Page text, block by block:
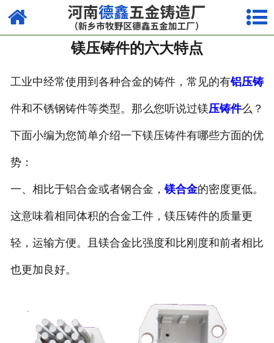
网站首页
走进我们
产品中心
荣誉资质
厂容厂貌
镁压铸件的六大特点
工业中经常使用到各种合金的铸件，常见的有铝压铸
件和不锈钢铸件等类型。那么您听说过镁压铸件么？
下面小编为您简单介绍一下镁压铸件有哪些方面的优
势：
一、相比于铝合金或者钢合金，镁合金的密度更低。
这意味着相同体积的合金工件，镁压铸件的质量更
轻，运输方便。且镁合金比强度和比刚度和前者相比
也更加良好。